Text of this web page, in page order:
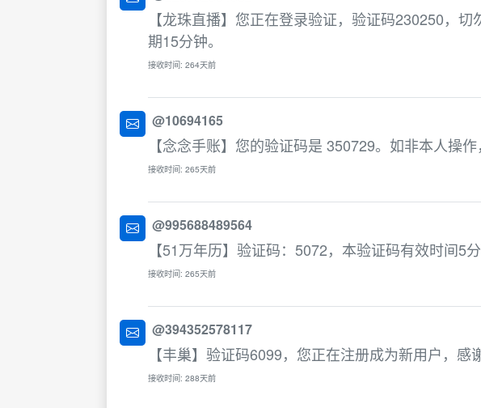
【龙珠直播】您正在登录验证，验证码230250，
期15分钟。
接收时间: 264天前
@10694165
【念念手账】您的验证码是 350729。如非本人操作
接收时间: 265天前
@995688489564
【51万年历】验证码：5072，本验证码有效时间5
接收时间: 265天前
@394352578117
【丰巢】验证码6099，您正在注册成为新用户，感
接收时间: 288天前